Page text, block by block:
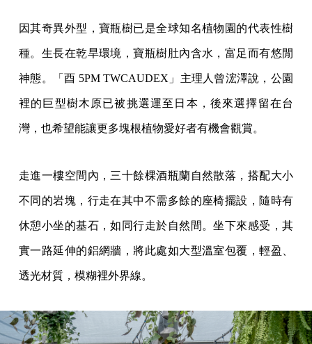
因其奇異外型，寶瓶樹已是全球知名植物園的代表性樹
種。生長在乾旱環境，寶瓶樹肚內含水，富足而有悠閒
神態。「酉 5PM TWCAUDEX」主理人曾浤澤說，公園
裡的巨型樹木原已被挑選運至日本，後來選擇留在台
灣，也希望能讓更多塊根植物愛好者有機會觀賞。
走進一樓空間內，三十餘棵酒瓶蘭自然散落，搭配大小
不同的岩塊，行走在其中不需多餘的座椅擺設，隨時有
休憩小坐的基石，如同行走於自然間。坐下來感受，其
實一路延伸的鋁網牆，將此處如大型溫室包覆，輕盈、
透光材質，模糊裡外界線。